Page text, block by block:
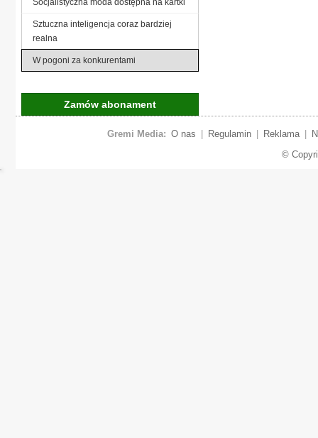
Sztuczna inteligencja coraz bardziej
realna
W pogoni za konkurentami
Zamów abonament
Gremi Media: O nas Regulamin Reklama
©